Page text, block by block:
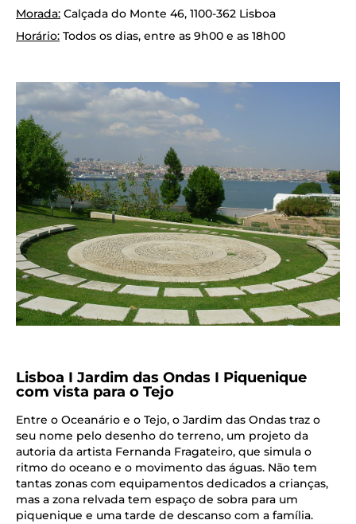
Morada: Calçada do Monte 46, 1100-362 Lisboa
Horário: Todos os dias, entre as 9h00 e as 18h00
Lisboa I Jardim das Ondas I Piquenique
com vista para o Tejo
Entre o Oceanário e o Tejo, o Jardim das Ondas traz o
seu nome pelo desenho do terreno, um projeto da
autoria da artista Fernanda Fragateiro, que simula o
ritmo do oceano e o movimento das águas. Não tem
tantas zonas com equipamentos dedicados a crianças,
mas a zona relvada tem espaço de sobra para um
piquenique e uma tarde de descanso com a família.